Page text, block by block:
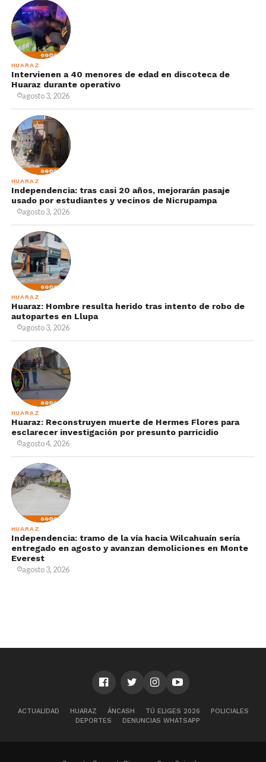
HUARAZ
Intervienen a 40 menores de edad en discoteca de
Huaraz durante operativo
agosto 3, 2026
HUARAZ
Independencia: tras casi 20 años, mejorarán pasaje
usado por estudiantes y vecinos de Nicrupampa
agosto 3, 2026
HUARAZ
Huaraz: Hombre resulta herido tras intento de robo de
autopartes en Llupa
agosto 3, 2026
HUARAZ
Huaraz: Reconstruyen muerte de Hermes Flores para
esclarecer investigación por presunto parricidio
agosto 4, 2026
HUARAZ
Independencia: tramo de la vía hacia Wilcahuaín sería
entregado en agosto y avanzan demoliciones en Monte
Everest
agosto 3, 2026
ACTUALIDAD HUARAZ ÁNCASH TÚ ELIGES 2026
POLICIALES
DEPORTES
DENUNCIAS WHATSAPP